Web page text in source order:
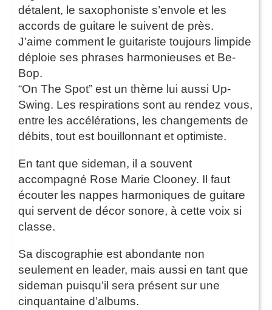
détalent, le saxophoniste s’envole et les
accords de guitare le suivent de près.
J’aime comment le guitariste toujours limpide
déploie ses phrases harmonieuses et Be-
Bop.
“On The Spot” est un thème lui aussi Up-
Swing. Les respirations sont au rendez vous,
entre les accélérations, les changements de
débits, tout est bouillonnant et optimiste.
En tant que sideman, il a souvent
accompagné Rose Marie Clooney. Il faut
écouter les nappes harmoniques de guitare
qui servent de décor sonore, à cette voix si
classe.
Sa discographie est abondante non
seulement en leader, mais aussi en tant que
sideman puisqu’il sera présent sur une
cinquantaine d’albums.